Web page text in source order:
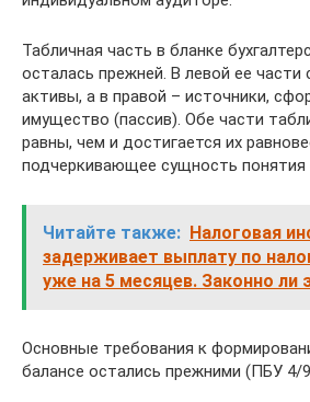
Табличная часть в бланке
осталась прежней. В левой ее части
активы, а в правой – источники,
имущество (пассив). Обе части
равны, чем и достигается их
подчеркивающее сущность понятия
Читайте также: Налоговая
задерживает выплату по
уже на 5 месяцев. Законно ли
Основные требования к
балансе остались прежними (ПБУ 4/